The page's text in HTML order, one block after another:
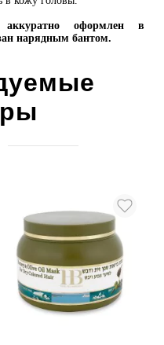
оформлен в
нарядным бантом.